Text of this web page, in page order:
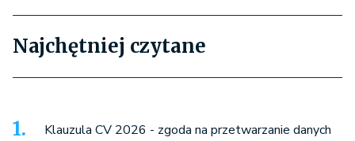
Najchętniej czytane
Klauzula CV 2026 - zgoda na przetwarzanie danych